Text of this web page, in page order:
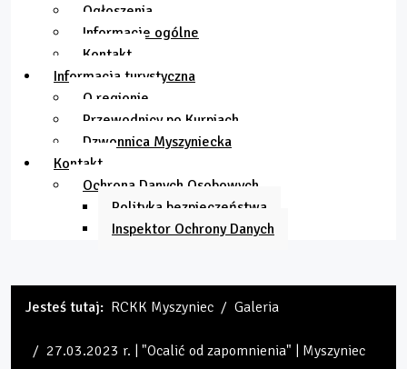
Ogłoszenia
Informacje ogólne
Kontakt
Informacja turystyczna
O regionie
Przewodnicy po Kurpiach
Dzwonnica Myszyniecka
Kontakt
Ochrona Danych Osobowych
Polityka bezpieczeństwa
Inspektor Ochrony Danych
Jesteś tutaj: RCKK Myszyniec Galeria
27.03.2023 r. | "Ocalić od zapomnienia" | Myszyniec